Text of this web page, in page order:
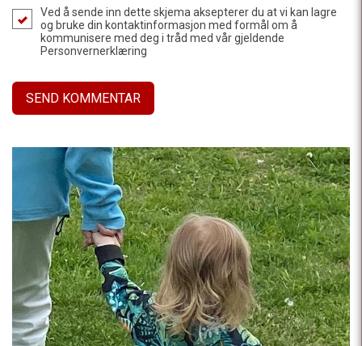
Ved å sende inn dette skjema aksepterer du at vi kan lagre
og bruke din kontaktinformasjon med formål om å
kommunisere med deg i tråd med vår gjeldende
Personvernerklæring